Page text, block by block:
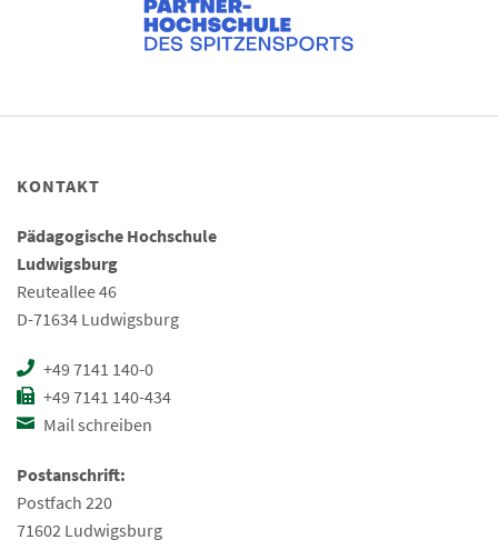
KONTAKT
Pädagogische Hochschule
Ludwigsburg
Reuteallee 46
D-71634 Ludwigsburg
+49 7141 140-0
+49 7141 140-434
Mail schreiben
Postanschrift:
Postfach 220
71602 Ludwigsburg